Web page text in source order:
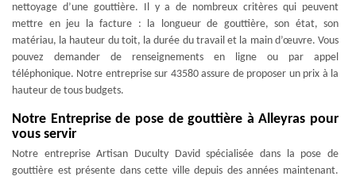
nettoyage d’une gouttière. Il y a de nombreux critères qui peuvent
mettre en jeu la facture : la longueur de gouttière, son état, son
matériau, la hauteur du toit, la durée du travail et la main d’œuvre. Vous
pouvez demander de renseignements en ligne ou par appel
téléphonique. Notre entreprise sur 43580 assure de proposer un prix à la
hauteur de tous budgets.
Notre Entreprise de pose de gouttière à Alleyras pour
vous servir
Notre entreprise Artisan Duculty David spécialisée dans la pose de
gouttière est présente dans cette ville depuis des années maintenant.